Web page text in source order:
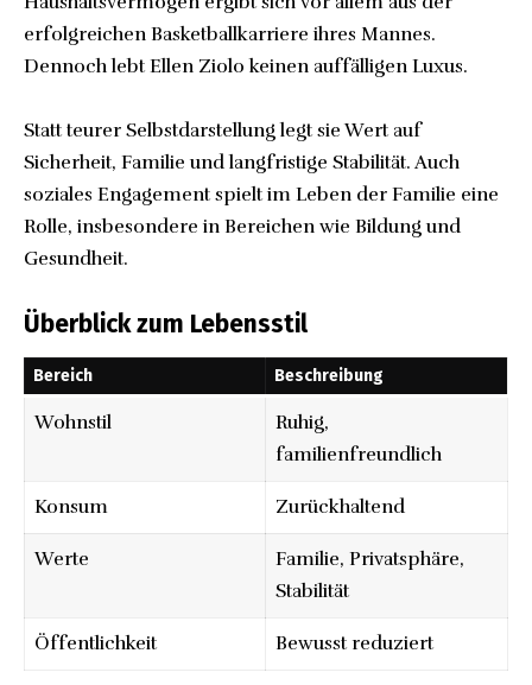
erfolgreichen Basketballkarriere ihres Mannes.
Dennoch lebt Ellen Ziolo keinen auffälligen Luxus.
Statt teurer Selbstdarstellung legt sie Wert auf
Sicherheit, Familie und langfristige Stabilität. Auch
soziales Engagement spielt im Leben der Familie eine
Rolle, insbesondere in Bereichen wie Bildung und
Gesundheit.
Überblick zum Lebensstil
Bereich Beschreibung
Wohnstil
Ruhig,
familienfreundlich
Konsum Zurückhaltend
Werte
Familie, Privatsphäre,
Stabilität
Öffentlichkeit Bewusst reduziert